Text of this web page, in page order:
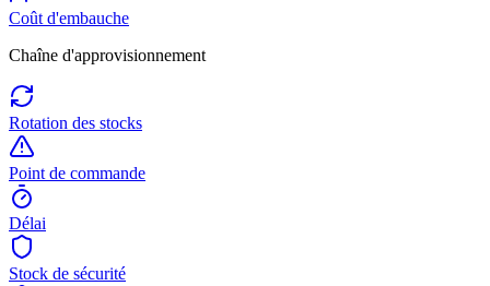
Coût d'embauche
Chaîne d'approvisionnement
Rotation des stocks
Point de commande
Délai
Stock de sécurité